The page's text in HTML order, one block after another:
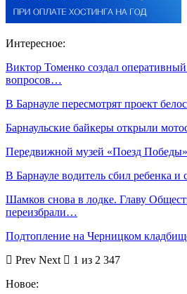
Интересное:
Виктор Томенко создал
вопросов…
В Барнауле пересмотрят проект
Барнаульские байкеры открыли
Передвижной музей «Поезд Победы»
В Барнауле водитель сбил ребенка
Шамков снова в лодке. Главу
переизбрали…
Подтопление на Черницком
Prev Next
1 из 2 347
Новое: